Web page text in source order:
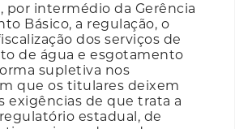
por intermédio da Gerência
Básico, a regulação, o
dos serviços de
de água e esgotamento
supletiva nos
que os titulares deixem
exigências de que trata a
estadual, de